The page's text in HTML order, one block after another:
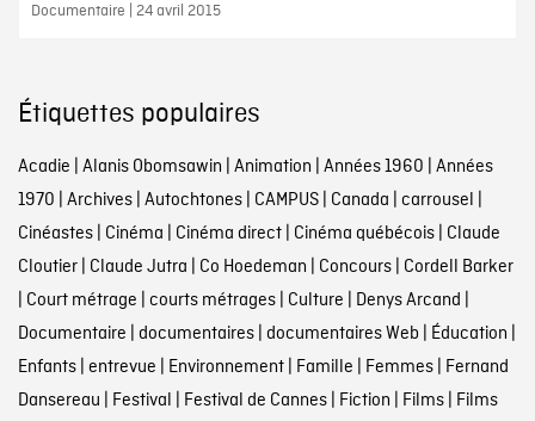
Documentaire | 24 avril 2015
Étiquettes populaires
Acadie | Alanis Obomsawin | Animation | Années 1960 | Années
1970 | Archives| Autochtones| CAMPUS| Canada | carrousel |
Cinéastes| Cinéma | Cinéma direct| Cinéma québécois| Claude
Cloutier| Claude Jutra | Co Hoedeman | Concours| Cordell Barker
| Court métrage | courts métrages| Culture | Denys Arcand |
Documentaire | documentaires| documentaires Web | Éducation |
Enfants| entrevue | Environnement| Famille | Femmes| Fernand
Dansereau | Festival | Festival de Cannes| Fiction | Films| Films